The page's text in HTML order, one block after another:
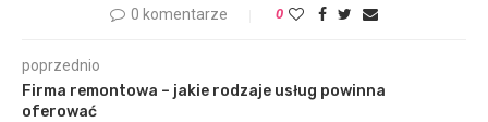
0 komentarze 0
poprzednio
Firma remontowa – jakie rodzaje usług powinna
oferować